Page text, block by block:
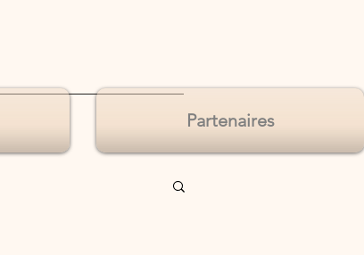
Partenaires